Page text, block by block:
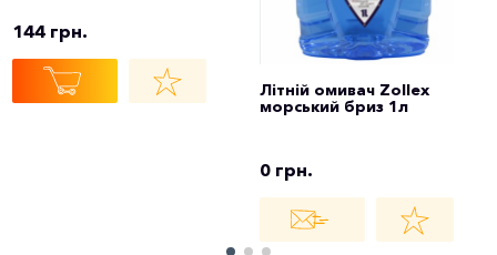
144 грн.
Літній омивач Zollex
морський бриз 1л
0 грн.